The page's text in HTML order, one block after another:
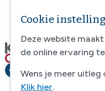
Cookie
Deze website
de online ervaring
Wens je meer uitleg
Klik hier.